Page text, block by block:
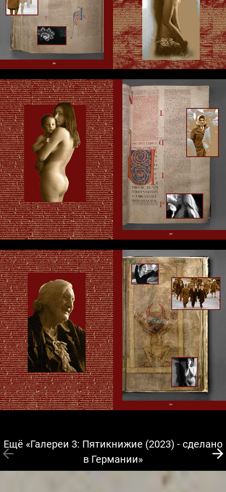
Ещё «Галереи 3: Пятикнижие (2023) - сделано
в Германии»